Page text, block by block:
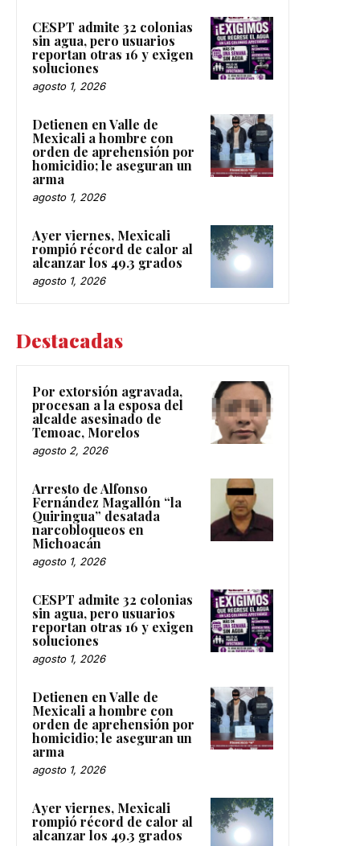
CESPT admite 32 colonias
sin agua, pero usuarios
reportan otras 16 y exigen
soluciones
agosto 1, 2026
Detienen en Valle de
Mexicali a hombre con
orden de aprehensión por
homicidio; le aseguran un
arma
agosto 1, 2026
Ayer viernes, Mexicali
rompió récord de calor al
alcanzar los 49.3 grados
agosto 1, 2026
Destacadas
Por extorsión agravada,
procesan a la esposa del
alcalde asesinado de
Temoac, Morelos
agosto 2, 2026
Arresto de Alfonso
Fernández Magallón “la
Quiringua” desatada
narcobloqueos en
Michoacán
agosto 1, 2026
CESPT admite 32 colonias
sin agua, pero usuarios
reportan otras 16 y exigen
soluciones
agosto 1, 2026
Detienen en Valle de
Mexicali a hombre con
orden de aprehensión por
homicidio; le aseguran un
arma
agosto 1, 2026
Ayer viernes, Mexicali
rompió récord de calor al
alcanzar los 49.3 grados